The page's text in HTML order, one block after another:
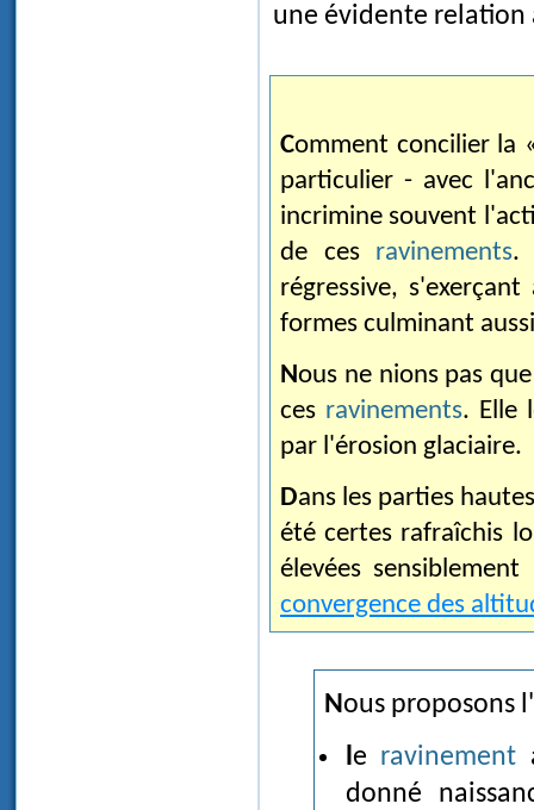
une évidente relation
Comment concilier
particulier - avec
incrimine souvent
de ces ravinements.
régressive,
formes culminant
Nous ne nions pas que l'érosion régressive ait pu effectivement s'exercer sur
ces ravinements. Elle
par l'érosion glaciaire.
Dans les parties
été certes rafraîchis
élevées
convergence des
Nous
le ravinement
donné